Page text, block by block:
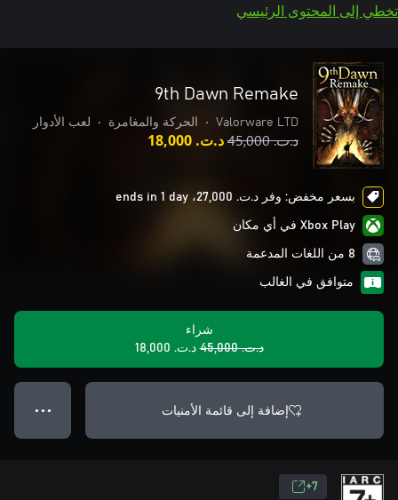
تخطي إلى المحتوى الرئيسي
9th Dawn Remake
Valorware LTD
• الحركة والمغامرة • لعب الأدوار
د.ت.‏ 45,000 د.ت.‏ 18,000
بسعر مخفض: وفر د.ت.‏ 27,000، ends in 1 day
Xbox Play في أي مكان
8 من اللغات المدعمة
متوافق في الغالب
شراء
د.ت.‏ 45,000
د.ت.‏ 18,000
إضافة إلى قائمة الأمنيات ● ● ●
7+